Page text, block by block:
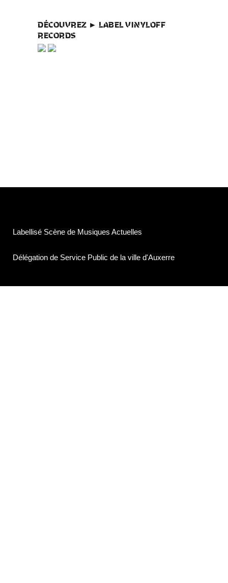
DÉCOUVREZ ► LABEL VINYLOFF
RECORDS
Labellisé Scène de Musiques Actuelles
Délégation de Service Public de la ville d'Auxerre